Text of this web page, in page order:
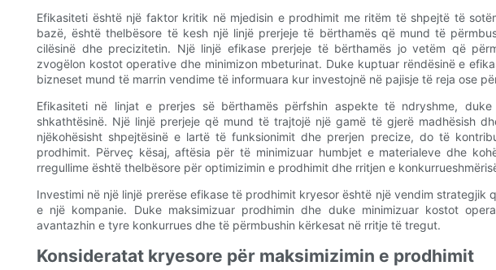
Efikasiteti është një faktor kritik në mjedisin e prodhimit me ritëm të shpejtë të
bazë, është thelbësore të kesh një linjë prerjeje të bërthamës që mund të
cilësinë dhe precizitetin. Një linjë efikase prerjeje të bërthamës jo vetëm që
zvogëlon kostot operative dhe minimizon mbeturinat. Duke kuptuar rëndësinë e
bizneset mund të marrin vendime të informuara kur investojnë në pajisje të reja ose
Efikasiteti në linjat e prerjes së bërthamës përfshin aspekte të ndryshme, duke
shkathtësinë. Një linjë prerjeje që mund të trajtojë një gamë të gjerë madhësish
njëkohësisht shpejtësinë e lartë të funksionimit dhe prerjen precize, do të
prodhimit. Përveç kësaj, aftësia për të minimizuar humbjet e materialeve dhe
rregullime është thelbësore për optimizimin e prodhimit dhe rritjen e
Investimi në një linjë prerëse efikase të prodhimit kryesor është një vendim strategjik
e një kompanie. Duke maksimizuar prodhimin dhe duke minimizuar kostot
avantazhin e tyre konkurrues dhe të përmbushin kërkesat në rritje të tregut.
Konsideratat kryesore për maksimizimin e prodhimit